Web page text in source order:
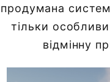
продумана
тільки
відмінну